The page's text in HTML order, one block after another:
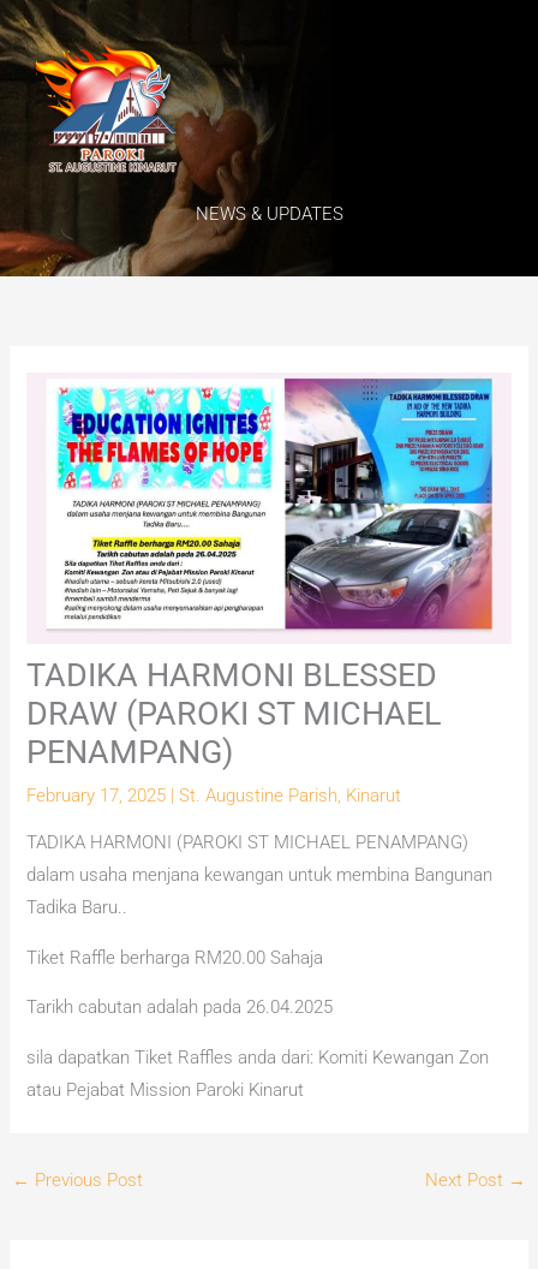
Skip
to
content
NEWS & UPDATES
TADIKA HARMONI BLESSED
DRAW (PAROKI ST MICHAEL
PENAMPANG)
February 17, 2025 |St. Augustine Parish, Kinarut
TADIKA HARMONI (PAROKI ST MICHAEL PENAMPANG)
dalam usaha menjana kewangan untuk membina Bangunan
Tadika Baru..
Tiket Raffle berharga RM20.00 Sahaja
Tarikh cabutan adalah pada 26.04.2025
sila dapatkan Tiket Raffles anda dari: Komiti Kewangan Zon
atau Pejabat Mission Paroki Kinarut
← Previous Post Next Post →